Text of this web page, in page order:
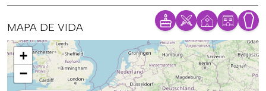
MAPA DE VIDA
Mapa
+
−